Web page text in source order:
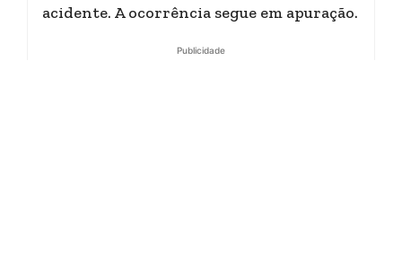
acidente. A ocorrência segue em apuração.
Publicidade